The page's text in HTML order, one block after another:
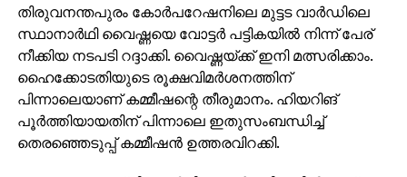
തിരുവനന്തപുരം കോര്‍പറേഷനിലെ മുട്ടട വാര്‍ഡിലെ
സ്ഥാനാര്‍ഥി വൈഷ്ണയെ വോട്ടര്‍ പട്ടികയില്‍ നിന്ന് പേര്
നീക്കിയ നടപടി റദ്ദാക്കി. വൈഷ്ണയ്ക്ക് ഇനി മത്സരിക്കാം.
ഹൈക്കോടതിയുടെ രൂക്ഷവിമര്‍ശനത്തിന്
പിന്നാലെയാണ് കമ്മീഷന്റെ തീരുമാനം. ഹിയറിങ്
പൂര്‍ത്തിയായതിന് പിന്നാലെ ഇതുസംബന്ധിച്ച്
തെരഞ്ഞെടുപ്പ് കമ്മീഷന്‍ ഉത്തരവിറക്കി.